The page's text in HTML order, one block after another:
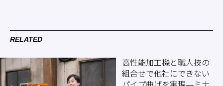
RELATED
高性能加工機と職人技の
組合せで他社にできない